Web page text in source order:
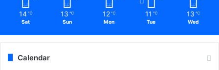
14 ℃
Sat
13 ℃
Sun
12 ℃
Mon
11 ℃
Tue
13 ℃
Wed
Calendar